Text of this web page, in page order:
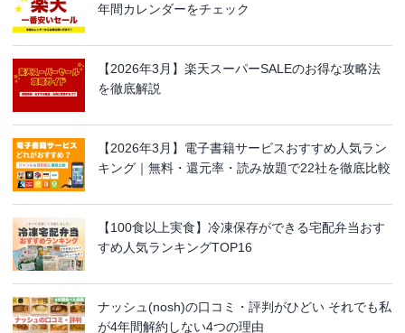
年間カレンダーをチェック
【2026年3月】楽天スーパーSALEのお得な攻略法
を徹底解説
【2026年3月】電子書籍サービスおすすめ人気ラン
キング｜無料・還元率・読み放題で22社を徹底比較
【100食以上実食】冷凍保存ができる宅配弁当おす
すめ人気ランキングTOP16
ナッシュ(nosh)の口コミ・評判がひどい それでも私
が4年間解約しない4つの理由